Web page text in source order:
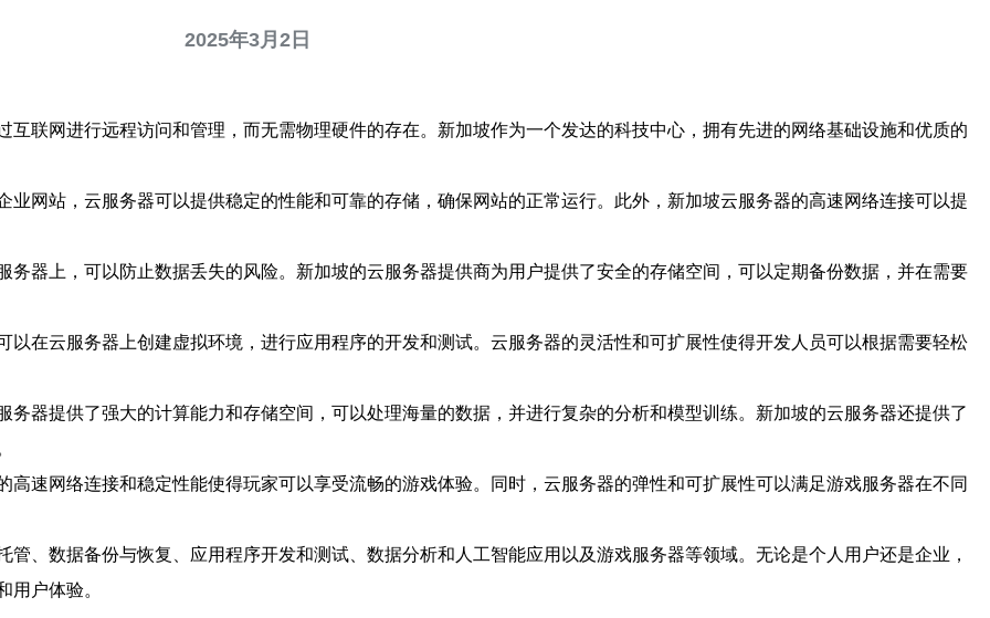
2025年3月2日
联网进行远程访问和管理，而无需物理硬件的存在。新加坡作为一个发达的科技中心，拥有先进的网络基础设施和优质的
网站，云服务器可以提供稳定的性能和可靠的存储，确保网站的正常运行。此外，新加坡云服务器的高速网络连接可以提
器上，可以防止数据丢失的风险。新加坡的云服务器提供商为用户提供了安全的存储空间，可以定期备份数据，并在需要
在云服务器上创建虚拟环境，进行应用程序的开发和测试。云服务器的灵活性和可扩展性使得开发人员可以根据需要轻松
器提供了强大的计算能力和存储空间，可以处理海量的数据，并进行复杂的分析和模型训练。新加坡的云服务器还提供了
速网络连接和稳定性能使得玩家可以享受流畅的游戏体验。同时，云服务器的弹性和可扩展性可以满足游戏服务器在不同
、数据备份与恢复、应用程序开发和测试、数据分析和人工智能应用以及游戏服务器等领域。无论是个人用户还是企业，
用户体验。